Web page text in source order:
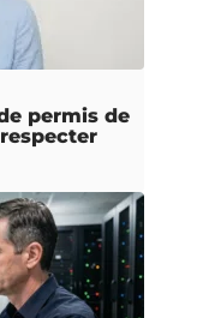
permis de